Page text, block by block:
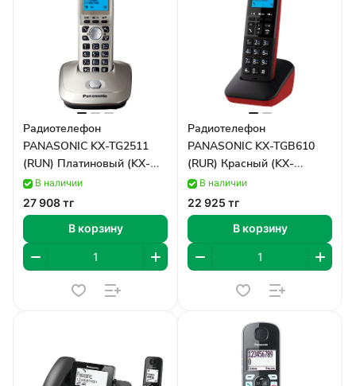
Радиотелефон
PANASONIC KX-TG2511
(RUN) Платиновый (KX-
TG2511RUN)
В наличии
27 908 тг
В корзину
Радиотелефон
PANASONIC KX-TGB610
(RUR) Красный (KX-
TGB610RUR)
В наличии
22 925 тг
В корзину